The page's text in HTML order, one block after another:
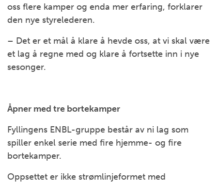
oss flere kamper og enda mer erfaring, forklarer
den nye styrelederen.
– Det er et mål å klare å hevde oss, at vi skal være
et lag å regne med og klare å fortsette inn i nye
sesonger.
Åpner med tre bortekamper
Fyllingens ENBL-gruppe består av ni lag som
spiller enkel serie med fire hjemme- og fire
bortekamper.
Oppsettet er ikke strømlinjeformet med